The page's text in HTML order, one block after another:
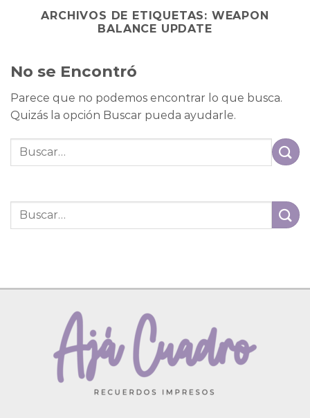
ARCHIVOS DE ETIQUETAS: WEAPON
BALANCE UPDATE
No se Encontró
Parece que no podemos encontrar lo que busca.
Quizás la opción Buscar pueda ayudarle.